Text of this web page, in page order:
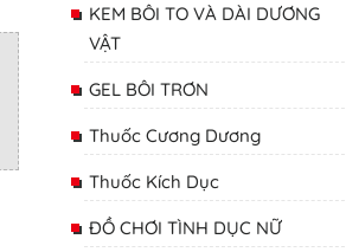
KEM BÔI TO VÀ DÀI DƯƠNG
VẬT
GEL BÔI TRƠN
Thuốc Cương Dương
Thuốc Kích Dục
ĐỒ CHƠI TÌNH DỤC NỮ